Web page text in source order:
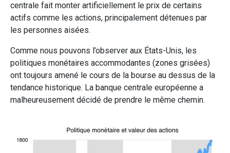
centrale fait monter artificiellement le prix de certains
actifs comme les actions, principalement détenues par
les personnes aisées.
Comme nous pouvons l’observer aux États-Unis, les
politiques monétaires accommodantes (zones grisées)
ont toujours amené le cours de la bourse au dessus de la
tendance historique. La banque centrale européenne a
malheureusement décidé de prendre le même chemin.